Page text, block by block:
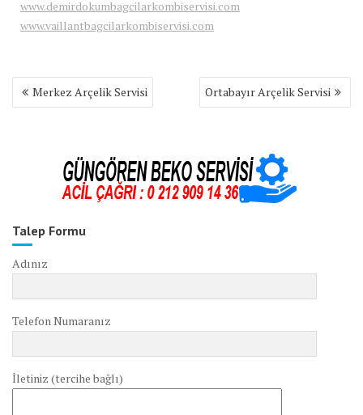
www.demirdokumbagcilarkombiservisi.com
www.vaillantbagcilarkombiservisi.com
Yazı
gezinmesi
Merkez Arçelik Servisi Ortabayır Arçelik Servisi
Talep Formu
Adınız
Telefon Numaranız
İletiniz (tercihe bağlı)